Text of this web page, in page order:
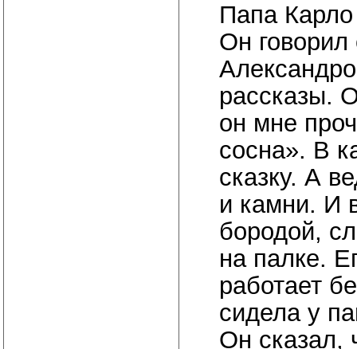
Папа
Он
рассказы.
он мне
сосна». В
сказку. А
и камни. И
бородой,
на палке.
работает
сидела у
Он сказал,